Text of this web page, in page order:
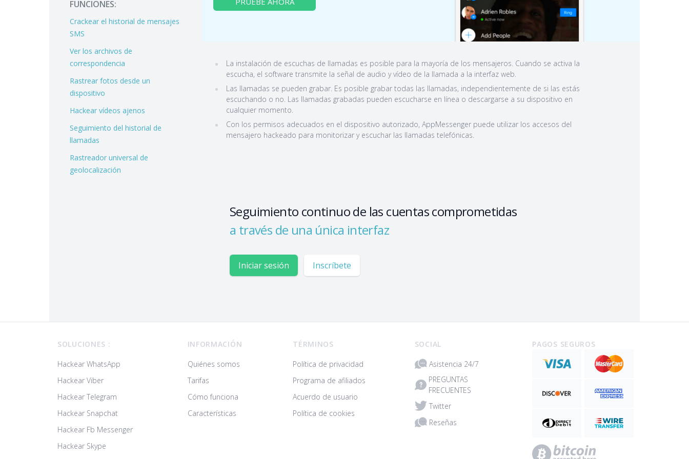
FUNCIONES:
Crackear el historial de mensajes
SMS
Ver los archivos de
correspondencia
Rastrear fotos desde un
dispositivo
Hackear vídeos ajenos
Seguimiento del historial de
llamadas
Rastreador universal de
geolocalización
La instalación de escuchas de llamadas es posible para la mayoría de los mensajeros. Cuando se activa la
escucha, el software transmite la señal de audio y vídeo de la llamada a la interfaz web.
Las llamadas se pueden grabar. Es posible grabar todas las llamadas, independientemente de si las estás
escuchando o no. Las llamadas grabadas pueden escucharse en línea o descargarse a su dispositivo en
cualquier momento.
Con los permisos adecuados en el dispositivo autorizado, AppMessenger puede utilizar los accesos del
mensajero hackeado para monitorizar y escuchar las llamadas telefónicas.
Seguimiento continuo de las cuentas comprometidas
a través de una única interfaz
Iniciar sesión Inscríbete
SOLUCIONES :
Hackear WhatsApp
Hackear Viber
Hackear Telegram
Hackear Snapchat
Hackear Fb Messenger
Hackear Skype
INFORMACIÓN
Quiénes somos
Tarifas
Cómo funciona
Características
TÉRMINOS
Política de privacidad
Programa de afiliados
Acuerdo de usuario
Política de cookies
SOCIAL
Asistencia 24/7
PREGUNTAS
FRECUENTES
Twitter
Reseñas
PAGOS SEGUROS